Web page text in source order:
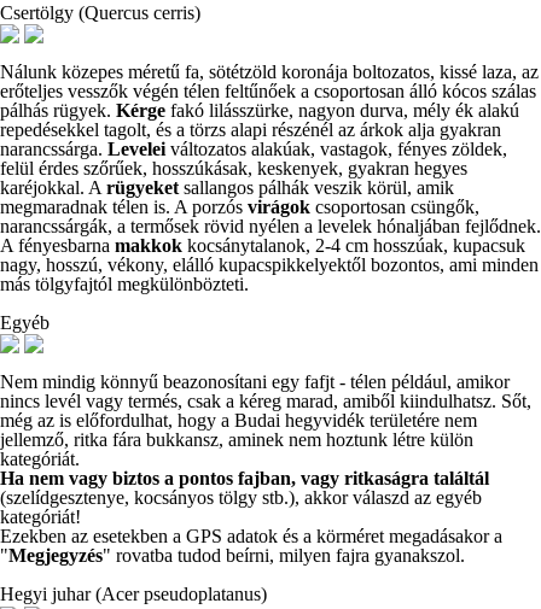
Csertölgy (Quercus cerris)
Nálunk közepes méretű fa, sötétzöld koronája boltozatos, kissé laza, az
erőteljes vesszők végén télen feltűnőek a csoportosan álló kócos szálas
pálhás rügyek. Kérge fakó lilásszürke, nagyon durva, mély ék alakú
repedésekkel tagolt, és a törzs alapi részénél az árkok alja gyakran
narancssárga. Levelei változatos alakúak, vastagok, fényes zöldek,
felül érdes szőrűek, hosszúkásak, keskenyek, gyakran hegyes
karéjokkal. A rügyeket sallangos pálhák veszik körül, amik
megmaradnak télen is. A porzós virágok csoportosan csüngők,
narancssárgák, a termősek rövid nyélen a levelek hónaljában fejlődnek.
A fényesbarna makkok kocsánytalanok, 2-4 cm hosszúak, kupacsuk
nagy, hosszú, vékony, elálló kupacspikkelyektől bozontos, ami minden
más tölgyfajtól megkülönbözteti.
Egyéb
Nem mindig könnyű beazonosítani egy fafjt - télen például, amikor
nincs levél vagy termés, csak a kéreg marad, amiből kiindulhatsz. Sőt,
még az is előfordulhat, hogy a Budai hegyvidék területére nem
jellemző, ritka fára bukkansz, aminek nem hoztunk létre külön
kategóriát.
Ha nem vagy biztos a pontos fajban, vagy ritkaságra találtál
(szelídgesztenye, kocsányos tölgy stb.), akkor válaszd az egyéb
kategóriát!
Ezekben az esetekben a GPS adatok és a körméret megadásakor a
"Megjegyzés" rovatba tudod beírni, milyen fajra gyanakszol.
Hegyi juhar (Acer pseudoplatanus)